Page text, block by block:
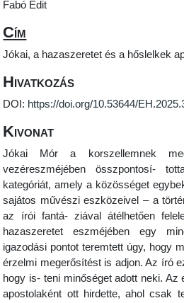
Fabó Edit
Cím
Jókai, a hazaszeretet és a hőslelkek
Hivatkozás
DOI: https://doi.org/10.53644/
Kivonat
Jókai Mór a korszellemnek
vezéreszméjében összpontosí‑
kategóriát, amely a közösséget
sajátos művészi eszközeivel – a
az írói fantá‑ ziával átélhetően
hazaszeretet eszméjében egy
igazodási pontot teremtett úgy, hogy
érzelmi megerősítést is adjon. Az író
hogy is‑ teni minőséget adott neki.
apostolaként ott hirdette, ahol csak